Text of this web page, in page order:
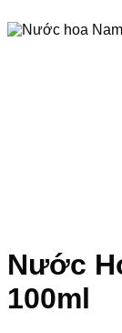
Nước
100ml